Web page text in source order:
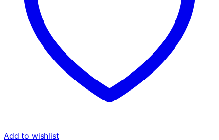
Add to wishlist